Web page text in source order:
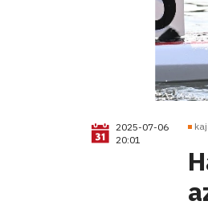
2025-07-06
20:01